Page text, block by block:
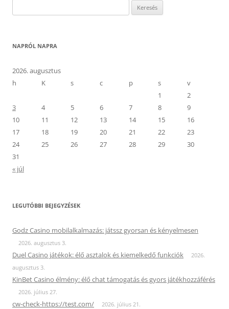
NAPRÓL NAPRA
2026. augusztus
h
K s c p s
v
1
2
3
4 5 6 7 8
9
10
11 12 13 14 15
16
17
18 19 20 21 22
23
24
25 26 27 28 29
30
31
« júl
LEGUTÓBBI BEJEGYZÉSEK
Godz Casino mobilalkalmazás: játssz gyorsan és kényelmesen
2026. augusztus 3.
Duel Casino játékok: élő asztalok és kiemelkedő funkciók
2026.
augusztus 3.
KinBet Casino élmény: élő chat támogatás és gyors játékhozzáférés
2026. július 27.
cw-check-https://test.com/ 2026. július 21.